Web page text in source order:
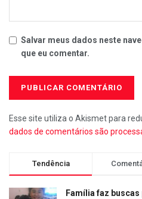
Salvar meus dados neste
que eu comentar.
Esse site utiliza o Akismet para
dados de comentários são
Tendência
Família faz